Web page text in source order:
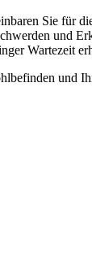
Sie für
und
Wartezeit
und